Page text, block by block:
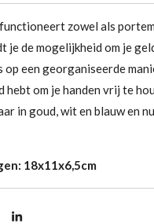
zowel als
je de mogelijkheid om je
op een georganiseerde
hebt om je handen vrij te
in goud, wit en blauw en
18x11x6,5cm
S